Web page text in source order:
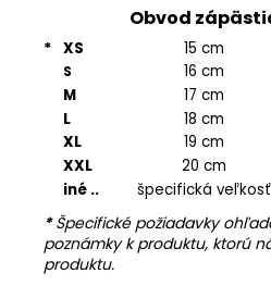
Obvod
* XS 15 cm
S
16 cm
M
17 cm
L
18 cm
XL
19 cm
XXL
20 cm
iné ..
špecifická veľkosť
*Špecifické požiadavky
poznámky k produktu, ktorú
produktu.